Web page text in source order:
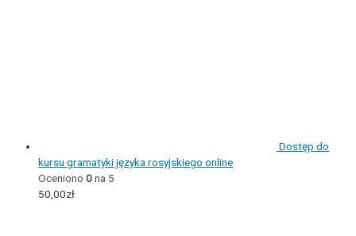
Dostęp do
kursu gramatyki języka rosyjskiego online
Oceniono 0na 5
50,00zł